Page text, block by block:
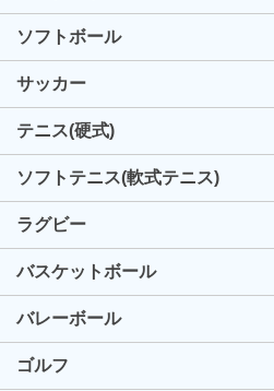
最近見た学校
洛星ノートルダム女学院高等学校
ブックマークした学校
ソフトボール
サッカー
テニス(硬式)
ソフトテニス(軟式テニス)
ラグビー
バスケットボール
バレーボール
ゴルフ